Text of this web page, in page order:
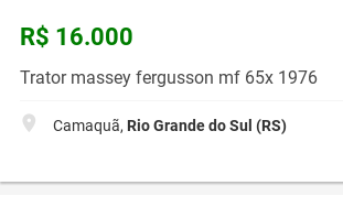
R$ 16.000
Trator massey fergusson mf 65x 1976
Camaquã, Rio Grande do Sul (RS)